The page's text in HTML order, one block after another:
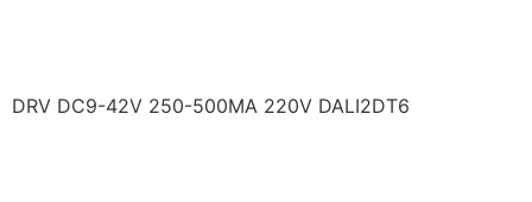
DRV DC9-42V 250-500MA 220V DALI2DT6